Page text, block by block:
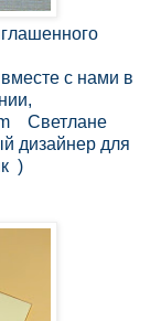
с нами в
Светлане
дизайнер для
)